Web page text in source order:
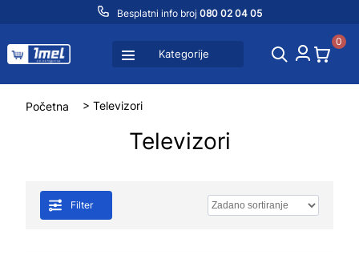
Besplatni info broj 080 02 04 05
Kategorije
0
Početna > Televizori
Televizori
Filter